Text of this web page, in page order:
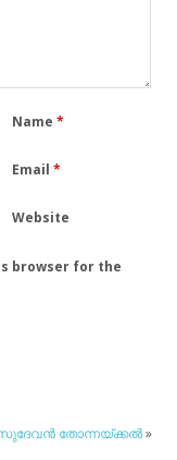
Name *
Email *
Website
browser for the
തോന്നയ്ക്കല്‍»